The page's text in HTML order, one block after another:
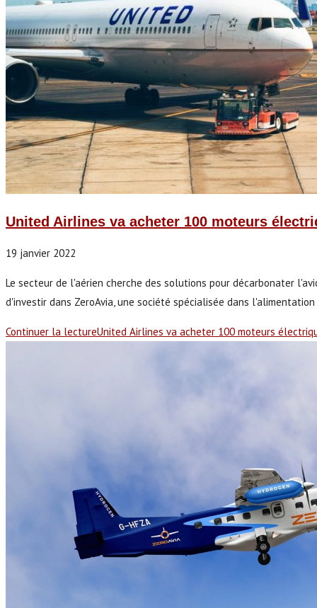
United Airlines va acheter 100 moteurs
19 janvier 2022
Le secteur de l'aérien cherche des solutions pour décarbonater
d'investir dans ZeroAvia, une société spécialisée dans
Continuer la lectureUnited Airlines va acheter 100 moteurs